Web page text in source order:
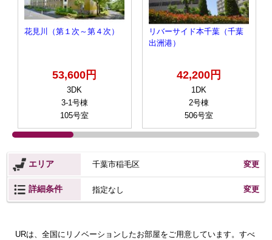
花見川（第１次～第４次）
53,600円
3DK
3-1号棟
105号室
リバーサイド本千葉（千葉
出洲港）
42,200円
1DK
2号棟
506号室
エリア 千葉市稲毛区 変更
詳細条件 指定なし 変更
URは、全国にリノベーションしたお部屋をご用意しています。すべ